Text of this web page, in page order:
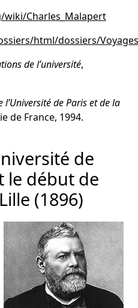
Charles_Malapert
html/dossiers/
de l’université,
l’Université de Paris et de la
de France, 1994.
de
le début de
(1896)